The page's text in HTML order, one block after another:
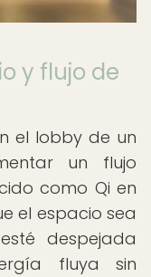
y flujo de
el lobby de un
un flujo
como Qi en
el espacio sea
despejada
fluya sin